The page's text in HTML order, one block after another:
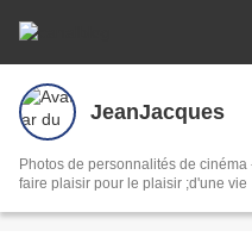
JeanJacques
Photos de personnalités de
faire plaisir pour le plaisir ;d'une vie